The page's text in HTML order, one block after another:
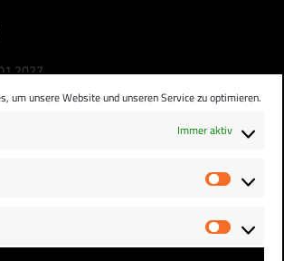
um unsere Website und unseren Service zu optimieren.
Immer aktiv